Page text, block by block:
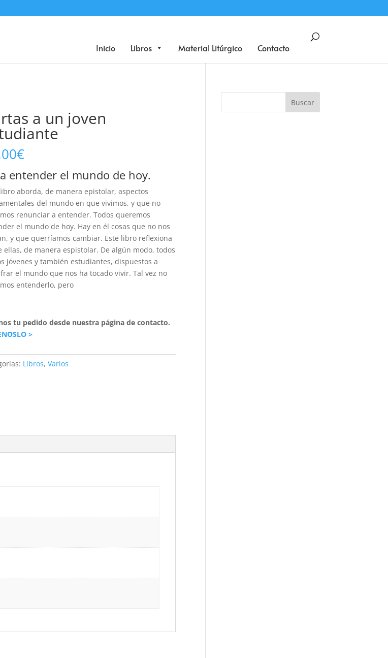
Inicio Libros Material Litúrgico Contacto
Búsqueda
a un joven
€
entender el mundo de hoy.
aborda, de manera epistolar, aspectos
del mundo en que vivimos, y que no
renunciar a entender. Todos queremos
el mundo de hoy. Hay en él cosas que no nos
y que querríamos cambiar. Este libro reflexiona
ellas, de manera espistolar. De algún modo, todos
jóvenes y también estudiantes, dispuestos a
el mundo que nos ha tocado vivir. Tal vez no
entenderlo, pero
tu pedido desde nuestra página de contacto.
>
Libros,Varios